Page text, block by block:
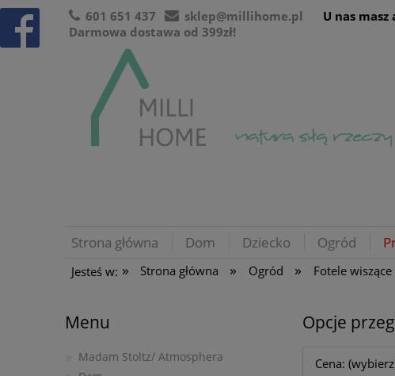
601 651 437
sklep@millihome.pl
Darmowa dostawa od 399zł!
U nas
Strona główna Dom Dziecko Ogród
Jesteś w: » Strona główna » Ogród » Fotele
Menu
Madam Stoltz/ Atmosphera
Opcje
Cena: